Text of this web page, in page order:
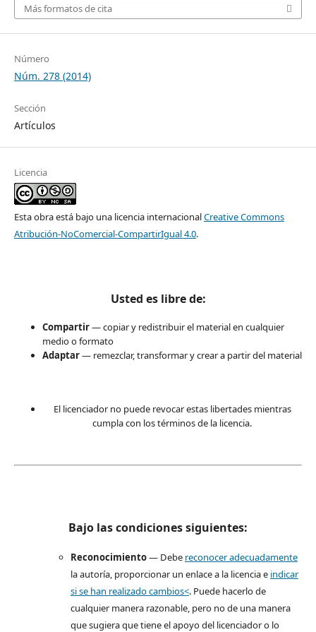
Más formatos de cita
Número
Núm. 278 (2014)
Sección
Artículos
Licencia
Esta obra está bajo una licencia internacionalCreative Commons
Atribución-NoComercial-CompartirIgual 4.0.
Usted es libre de:
Compartir— copiar y redistribuir el material en cualquier
medio o formato
Adaptar— remezclar, transformar y crear a partir del material
El licenciador no puede revocar estas libertades mientras
cumpla con los términos de la licencia.
Bajo las condiciones siguientes:
Reconocimiento— Debe reconocer adecuadamente
la autoría, proporcionar un enlace a la licencia e indicar
si se han realizado cambios<. Puede hacerlo de
cualquier manera razonable, pero no de una manera
que sugiera que tiene el apoyo del licenciador o lo